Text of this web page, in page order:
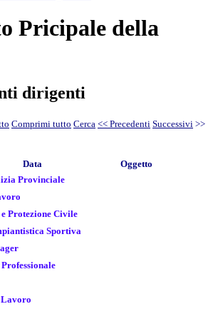
Pricipale della
dirigenti
Comprimi tutto Cerca << Precedenti Successivi >>
Data
Oggetto
Provinciale
e Protezione Civile
Sportiva